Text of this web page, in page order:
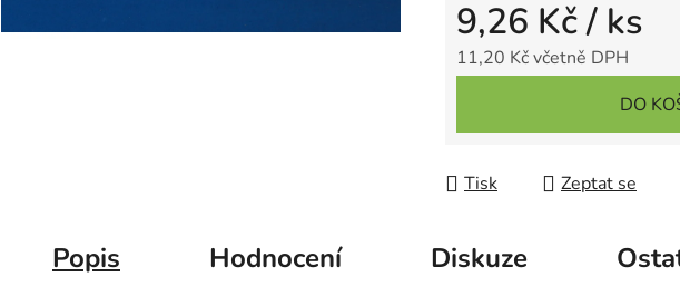
9,26 Kč/ ks
11,20 Kč včetně DPH
DO
Tisk Zeptat se
Popis Hodnocení Diskuze